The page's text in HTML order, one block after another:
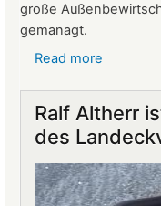
große
gemanagt.
Read more
Burg
Landeck:
Jürgen
Stern
Ralf Altherr
des